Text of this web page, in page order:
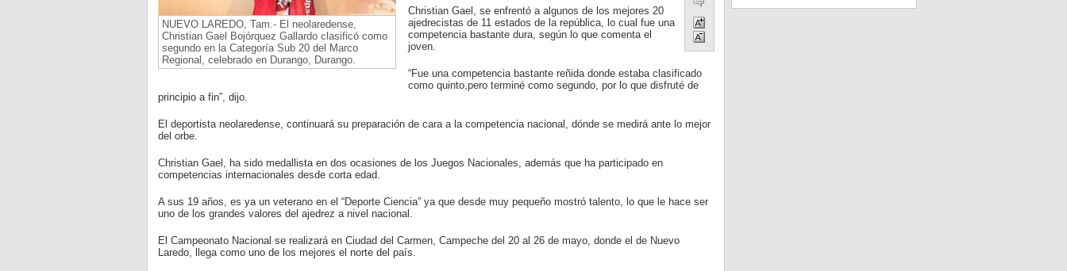
NUEVO LAREDO, Tam.- El neolaredense,
Christian Gael Bojórquez Gallardo clasificó como
segundo en la Categoría Sub 20 del Marco
Regional, celebrado en Durango, Durango.
Christian Gael, se enfrentó a algunos de los mejores 20
ajedrecistas de 11 estados de la república, lo cual fue una
competencia bastante dura, según lo que comenta el
joven.
“Fue una competencia bastante reñida donde estaba clasificado
como quinto,pero terminé como segundo, por lo que disfruté de
principio a fin”, dijo.
El deportista neolaredense, continuará su preparación de cara a la competencia nacional, dónde se medirá ante lo mejor
del orbe.
Christian Gael, ha sido medallista en dos ocasiones de los Juegos Nacionales, además que ha participado en
competencias internacionales desde corta edad.
A sus 19 años, es ya un veterano en el “Deporte Ciencia” ya que desde muy pequeño mostró talento, lo que le hace ser
uno de los grandes valores del ajedrez a nivel nacional.
El Campeonato Nacional se realizará en Ciudad del Carmen, Campeche del 20 al 26 de mayo, donde el de Nuevo
Laredo, llega como uno de los mejores el norte del país.